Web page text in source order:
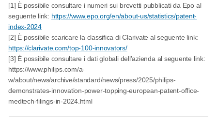
[1] È possibile consultare i numeri sui brevetti pubblicati da Epo al
seguente link: https://www.epo.org/en/about-us/statistics/patent-
index-2024
[2] È possibile scaricare la classifica di Clarivate al seguente link:
https://clarivate.com/top-100-innovators/
[3] È possibile consultare i dati globali dell’azienda al seguente link:
https://www.philips.com/a-
w/about/news/archive/standard/news/press/2025/philips-
demonstrates-innovation-power-topping-european-patent-office-
medtech-filings-in-2024.html